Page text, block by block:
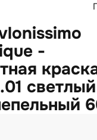
-
светлый